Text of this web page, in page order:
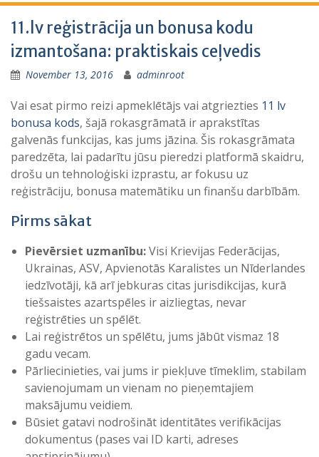
11.lv reģistrācija un bonusa kodu
izmantošana: praktiskais ceļvedis
November 13, 2016 adminroot
Vai esat pirmo reizi apmeklētājs vai atgriezties 11 lv
bonusa kods, šajā rokasgrāmatā ir aprakstītas
galvenās funkcijas, kas jums jāzina. Šis rokasgrāmata
paredzēta, lai padarītu jūsu pieredzi platformā skaidru,
drošu un tehnoloģiski izprastu, ar fokusu uz
reģistrāciju, bonusa matemātiku un finanšu darbībām.
Pirms sākat
Pievērsiet uzmanību:Visi Krievijas Federācijas,
Ukrainas, ASV, Apvienotās Karalistes un Nīderlandes
iedzīvotāji, kā arī jebkuras citas jurisdikcijas, kurā
tiešsaistes azartspēles ir aizliegtas, nevar
reģistrēties un spēlēt.
Lai reģistrētos un spēlētu, jums jābūt vismaz 18
gadu vecam.
Pārliecinieties, vai jums ir piekļuve tīmeklim, stabilam
savienojumam un vienam no pieņemtajiem
maksājumu veidiem.
Būsiet gatavi nodrošināt identitātes verifikācijas
dokumentus (pases vai ID karti, adreses